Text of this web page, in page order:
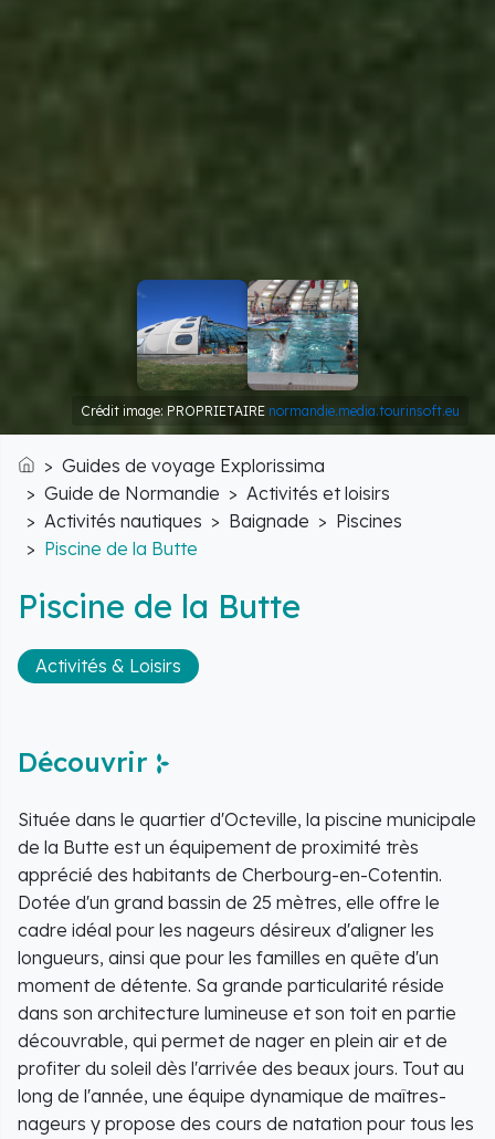
Crédit image: PROPRIETAIRE normandie.media.tourinsoft.eu
Accueil
Guides de voyage Explorissima
Guide de Normandie
Activités et loisirs
Activités nautiques
Baignade
Piscines
Piscine de la Butte
Piscine de la Butte
Activités & Loisirs
Découvrir
Située dans le quartier d'Octeville, la piscine municipale
de la Butte est un équipement de proximité très
apprécié des habitants de Cherbourg-en-Cotentin.
Dotée d'un grand bassin de 25 mètres, elle offre le
cadre idéal pour les nageurs désireux d'aligner les
longueurs, ainsi que pour les familles en quête d'un
moment de détente. Sa grande particularité réside
dans son architecture lumineuse et son toit en partie
découvrable, qui permet de nager en plein air et de
profiter du soleil dès l'arrivée des beaux jours. Tout au
long de l'année, une équipe dynamique de maîtres-
nageurs y propose des cours de natation pour tous les